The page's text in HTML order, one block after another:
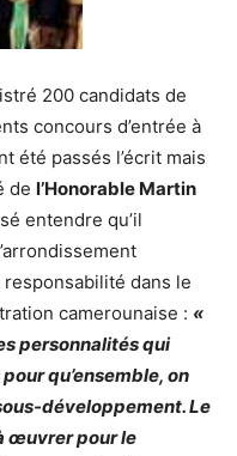
200 candidats de
concours d’entrée à
été passés l’écrit mais
de l’Honorable Martin
entendre qu’il
responsabilité dans le
camerounaise : «
personnalités qui
qu’ensemble, on
développement. Le
œuvrer pour le